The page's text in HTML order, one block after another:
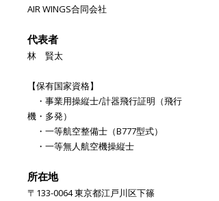
AIR WINGS合同会社
代表者
林 賢太
【保有国家資格】
・事業用操縦士/計器飛行証明（飛行
機・多発）
・一等航空整備士（B777型式）
・一等無人航空機操縦士
所在地
〒133-0064 東京都江戸川区下篠